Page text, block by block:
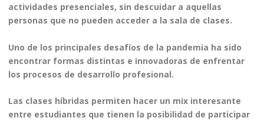
actividades presenciales, sin descuidar a aquellas
personas que no pueden acceder a la sala de clases.
Uno de los principales desafíos de la pandemia ha sido
encontrar formas distintas e innovadoras de enfrentar
los procesos de desarrollo profesional.
Las clases híbridas permiten hacer un mix interesante
entre estudiantes que tienen la posibilidad de participar